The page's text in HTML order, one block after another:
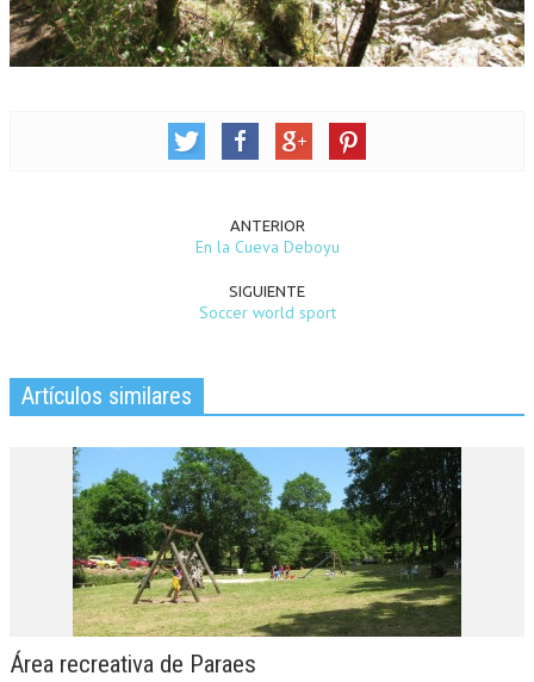
ANTERIOR
En la Cueva Deboyu
SIGUIENTE
Soccer world sport
Artículos similares
Área recreativa de Paraes